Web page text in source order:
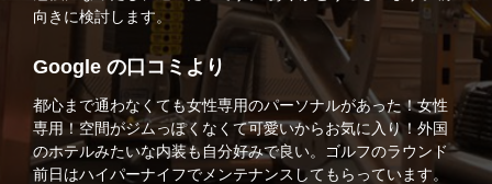
向きに検討します。
Google の口コミより
都心まで通わなくても女性専用のパーソナルがあった！女性
専用！空間がジムっぽくなくて可愛いからお気に入り！外国
のホテルみたいな内装も自分好みで良い。ゴルフのラウンド
前日はハイパーナイフでメンテナンスしてもらっています。